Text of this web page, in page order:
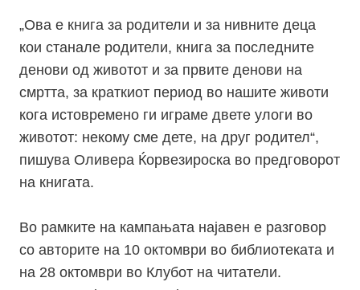
„Ова е книга за родители и за нивните деца
кои станале родители, книга за последните
денови од животот и за првите денови на
смртта, за краткиот период во нашите животи
кога истовремено ги играме двете улоги во
животот: некому сме дете, на друг родител“,
пишува Оливера Ќорвезироска во предговорот
на книгата.
Во рамките на кампањата најавен е разговор
со авторите на 10 октомври во библиотеката и
на 28 октомври во Клубот на читатели.